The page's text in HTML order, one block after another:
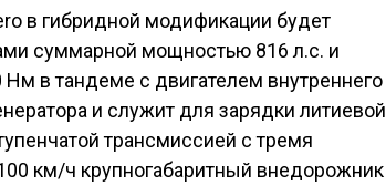
в гибридной модификации будет
суммарной мощностью 816 л.с. и
в тандеме с двигателем внутреннего
и служит для зарядки литиевой
трансмиссией с тремя
км/ч крупногабаритный внедорожник